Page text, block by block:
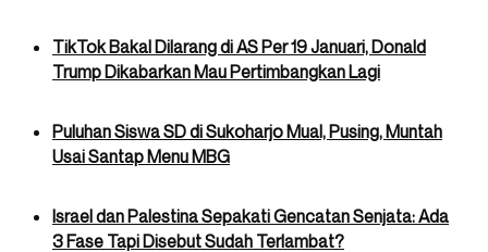
TikTok Bakal Dilarang di AS Per 19 Januari, Donald
Trump Dikabarkan Mau Pertimbangkan Lagi
Puluhan Siswa SD di Sukoharjo Mual, Pusing, Muntah
Usai Santap Menu MBG
Israel dan Palestina Sepakati Gencatan Senjata: Ada
3 Fase Tapi Disebut Sudah Terlambat?